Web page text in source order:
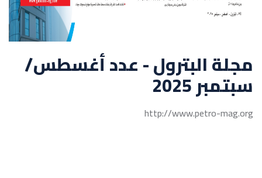
مجلة البترول - عدد أغسطس/
سبتمبر 2025
http://www.petro-mag.org